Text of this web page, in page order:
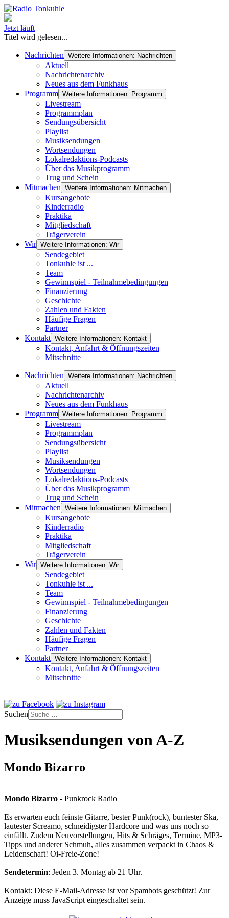
Jetzt läuft
Titel wird gelesen...
Nachrichten Weitere Informationen: Nachrichten
Aktuell
Nachrichtenarchiv
Neues aus dem Funkhaus
Programm Weitere Informationen: Programm
Livestream
Programmplan
Sendungsübersicht
Playlist
Musiksendungen
Wortsendungen
Lokalredaktions-Podcasts
Über das Musikprogramm
Trug und Schein
Mitmachen Weitere Informationen: Mitmachen
Kursangebote
Kinderradio
Praktika
Mitgliedschaft
Trägerverein
Wir Weitere Informationen: Wir
Sendegebiet
Tonkuhle ist ...
Team
Gewinnspiel - Teilnahmebedingungen
Finanzierung
Geschichte
Zahlen und Fakten
Häufige Fragen
Partner
Kontakt Weitere Informationen: Kontakt
Kontakt, Anfahrt & Öffnungszeiten
Mitschnitte
Nachrichten Weitere Informationen: Nachrichten
Aktuell
Nachrichtenarchiv
Neues aus dem Funkhaus
Programm Weitere Informationen: Programm
Livestream
Programmplan
Sendungsübersicht
Playlist
Musiksendungen
Wortsendungen
Lokalredaktions-Podcasts
Über das Musikprogramm
Trug und Schein
Mitmachen Weitere Informationen: Mitmachen
Kursangebote
Kinderradio
Praktika
Mitgliedschaft
Trägerverein
Wir Weitere Informationen: Wir
Sendegebiet
Tonkuhle ist ...
Team
Gewinnspiel - Teilnahmebedingungen
Finanzierung
Geschichte
Zahlen und Fakten
Häufige Fragen
Partner
Kontakt Weitere Informationen: Kontakt
Kontakt, Anfahrt & Öffnungszeiten
Mitschnitte
Suchen
Musiksendungen von A-Z
Mondo Bizarro
Mondo Bizarro - Punkrock Radio
Es erwarten euch feinste Gitarre, bester Punk(rock), buntester Ska,
lautester Screamo, schneidigster Hardcore und was uns noch so
einfällt. Zudem Neuvorstellungen, Hits & Schräges, Termine, MP3-
Tipps und anderer Schmuh, alles zusammen verpackt in Chaos &
Leidenschaft! Oi-Freie-Zone!
Sendetermin: Jeden 3. Montag ab 21 Uhr.
Kontakt: Diese E-Mail-Adresse ist vor Spambots geschützt! Zur
Anzeige muss JavaScript eingeschaltet sein.